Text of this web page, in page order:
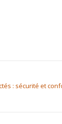
: sécurité et